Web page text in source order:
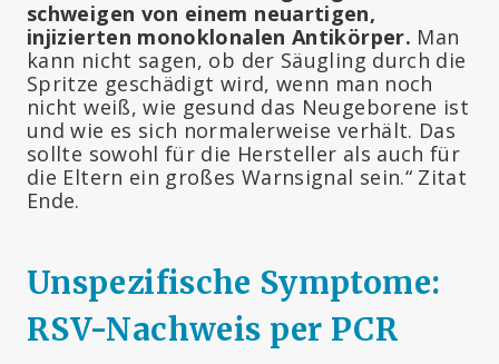
schweigen von einem neuartigen,
injizierten monoklonalen Antikörper. Man
kann nicht sagen, ob der Säugling durch die
Spritze geschädigt wird, wenn man noch
nicht weiß, wie gesund das Neugeborene ist
und wie es sich normalerweise verhält. Das
sollte sowohl für die Hersteller als auch für
die Eltern ein großes Warnsignal sein.“ Zitat
Ende.
Unspezifische Symptome:
RSV-Nachweis per PCR